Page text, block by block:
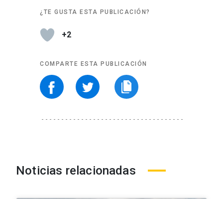
¿TE GUSTA ESTA PUBLICACIÓN?
+2
COMPARTE ESTA PUBLICACIÓN
Noticias relacionadas